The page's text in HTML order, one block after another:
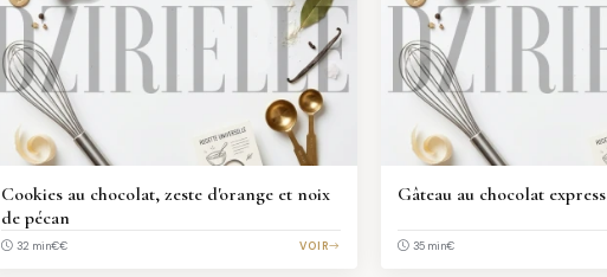
Cookies au chocolat, zeste d'orange et noix
de pécan
32 min€€ VOIR
Gâteau au chocolat express
35 min€